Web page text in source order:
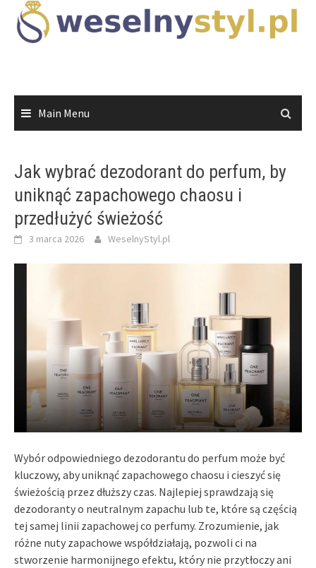
content
Main Menu
Jak wybrać dezodorant do perfum, by
uniknąć zapachowego chaosu i
przedłużyć świeżość
3 marca 2026 WeselnyStyl.pl
Wybór odpowiedniego dezodorantu do perfum może być
kluczowy, aby uniknąć zapachowego chaosu i cieszyć się
świeżością przez dłuższy czas. Najlepiej sprawdzają się
dezodoranty o neutralnym zapachu lub te, które są częścią
tej samej linii zapachowej co perfumy. Zrozumienie, jak
różne nuty zapachowe współdziałają, pozwoli ci na
stworzenie harmonijnego efektu, który nie przytłoczy ani